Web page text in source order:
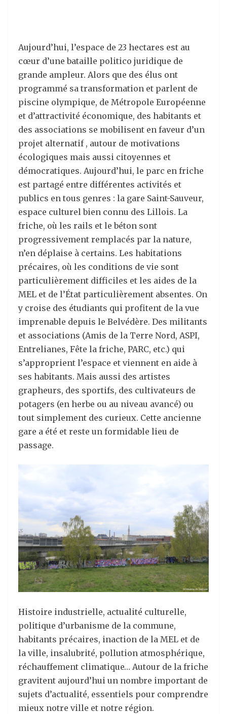
Aujourd’hui, l’espace de 23 hectares est au
cœur d’une bataille politico juridique de
grande ampleur. Alors que des élus ont
programmé sa transformation et parlent de
piscine olympique, de Métropole Européenne
et d’attractivité économique, des habitants et
des associations se mobilisent en faveur d’un
projet alternatif , autour de motivations
écologiques mais aussi citoyennes et
démocratiques. Aujourd’hui, le parc en friche
est partagé entre différentes activités et
publics en tous genres : la gare Saint-Sauveur,
espace culturel bien connu des Lillois. La
friche, où les rails et le béton sont
progressivement remplacés par la nature,
n’en déplaise à certains. Les habitations
précaires, où les conditions de vie sont
particulièrement difficiles et les aides de la
MEL et de l’État particulièrement absentes. On
y croise des étudiants qui profitent de la vue
imprenable depuis le Belvédère. Des militants
et associations (Amis de la Terre Nord, ASPI,
Entrelianes, Fête la friche, PARC, etc.) qui
s’approprient l’espace et viennent en aide à
ses habitants. Mais aussi des artistes
grapheurs, des sportifs, des cultivateurs de
potagers (en herbe ou au niveau avancé) ou
tout simplement des curieux. Cette ancienne
gare a été et reste un formidable lieu de
passage.
Histoire industrielle, actualité culturelle,
politique d’urbanisme de la commune,
habitants précaires, inaction de la MEL et de
la ville, insalubrité, pollution atmosphérique,
réchauffement climatique… Autour de la friche
gravitent aujourd’hui un nombre important de
sujets d’actualité, essentiels pour comprendre
mieux notre ville et notre région.